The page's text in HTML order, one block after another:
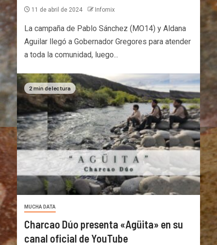
11 de abril de 2024 Infomix
La campaña de Pablo Sánchez (MO14) y Aldana
Aguilar llegó a Gobernador Gregores para atender
a toda la comunidad, luego...
2 min de lectura
MUCHA DATA
Charcao Dúo presenta «Agüita» en su
canal oficial de YouTube